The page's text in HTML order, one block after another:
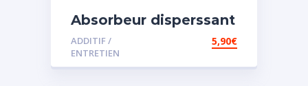
Absorbeur disperssant
d’eau pour carburant
ADDITIF /
ENTRETIEN
5,90€